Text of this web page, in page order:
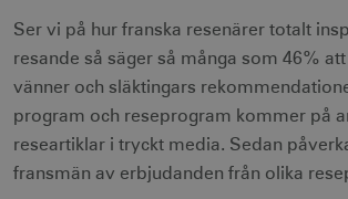
Ser vi på hur franska resenärer totalt
resande så säger så många som 46%
vänner och släktingars
program och reseprogram kommer på
researtiklar i tryckt media. Sedan
fransmän av erbjudanden från olika